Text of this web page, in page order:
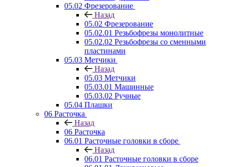
05.02 Фрезерование
Назад
05.02 Фрезерование
05.02.01 Резьбофрезы монолитные
05.02.02 Резьбофрезы со сменными
пластинами
05.03 Метчики
Назад
05.03 Метчики
05.03.01 Машинные
05.03.02 Ручные
05.04 Плашки
06 Расточка
Назад
06 Расточка
06.01 Расточные головки в сборе
Назад
06.01 Расточные головки в сборе